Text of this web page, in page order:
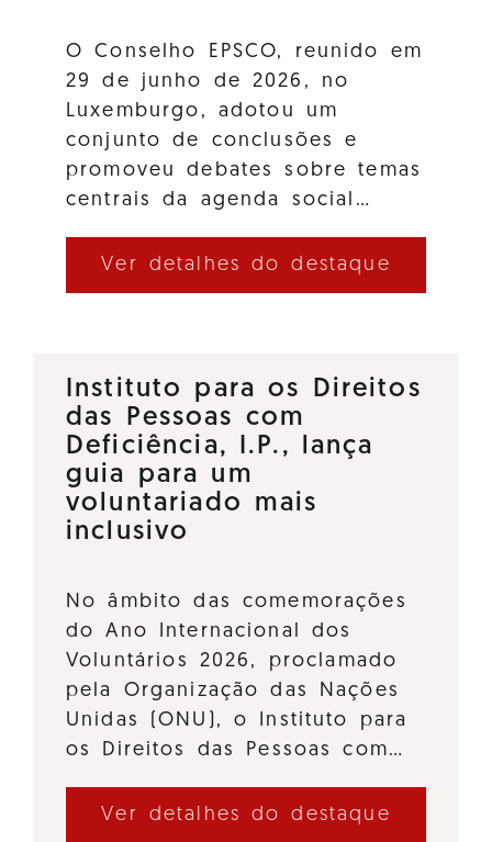
O Conselho EPSCO, reunido em
29 de junho de 2026, no
Luxemburgo, adotou um
conjunto de conclusões e
promoveu debates sobre temas
centrais da agenda social…
Ver detalhes do destaque
Instituto para os Direitos
das Pessoas com
Deficiência, I.P., lança
guia para um
voluntariado mais
inclusivo
No âmbito das comemorações
do Ano Internacional dos
Voluntários 2026, proclamado
pela Organização das Nações
Unidas (ONU), o Instituto para
os Direitos das Pessoas com…
Ver detalhes do destaque